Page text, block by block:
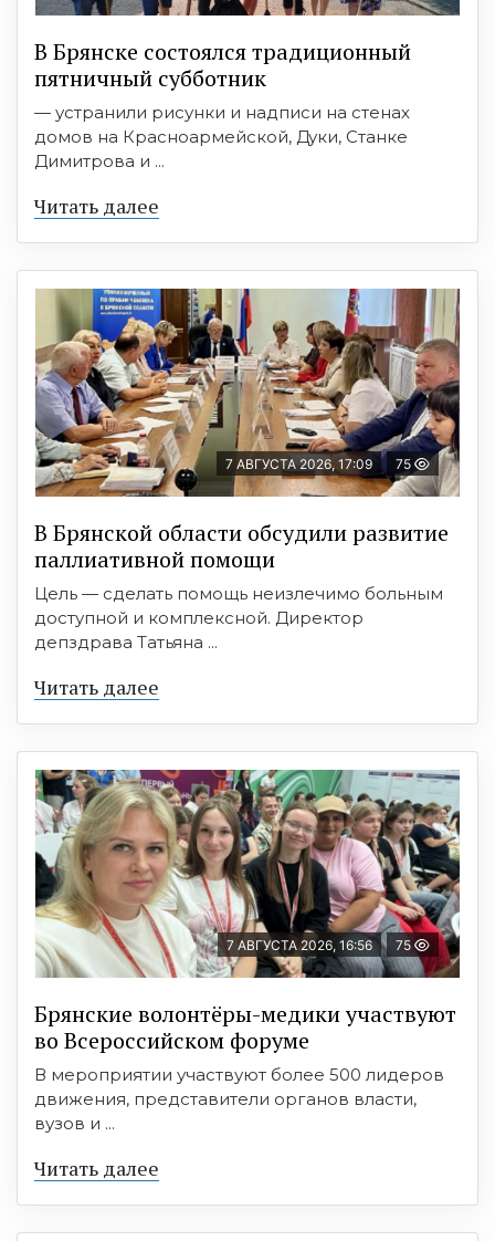
В Брянске состоялся традиционный
пятничный субботник
— устранили рисунки и надписи на стенах
домов на Красноармейской, Дуки, Станке
Димитрова и ...
Читать далее
7 АВГУСТА 2026, 17:09 75
В Брянской области обсудили развитие
паллиативной помощи
Цель — сделать помощь неизлечимо больным
доступной и комплексной. Директор
депздрава Татьяна ...
Читать далее
7 АВГУСТА 2026, 16:56 75
Брянские волонтёры-медики участвуют
во Всероссийском форуме
В мероприятии участвуют более 500 лидеров
движения, представители органов власти,
вузов и ...
Читать далее